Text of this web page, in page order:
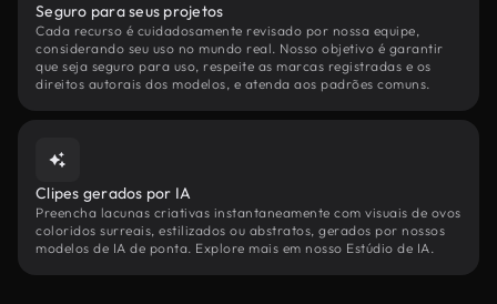
Seguro para seus projetos
Cada recurso é cuidadosamente revisado por nossa equipe,
considerando seu uso no mundo real. Nosso objetivo é garantir
que seja seguro para uso, respeite as marcas registradas e os
direitos autorais dos modelos, e atenda aos padrões comuns.
Clipes gerados por IA
Preencha lacunas criativas instantaneamente com visuais de ovos
coloridos surreais, estilizados ou abstratos, gerados por nossos
modelos de IA de ponta. Explore mais em nosso Estúdio de IA.